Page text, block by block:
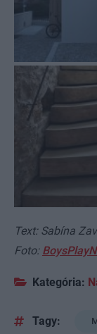
Text: Sabína
Foto:
Kategória:
Tagy: